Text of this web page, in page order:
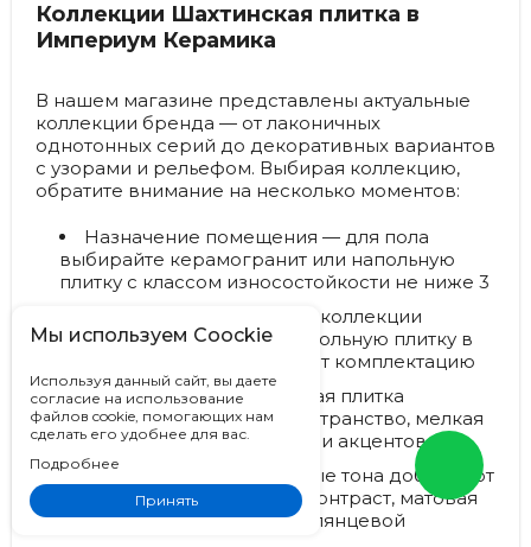
Коллекции Шахтинская плитка в
Империум Керамика
В нашем магазине представлены актуальные
коллекции бренда — от лаконичных
однотонных серий до декоративных вариантов
с узорами и рельефом. Выбирая коллекцию,
обратите внимание на несколько моментов:
Назначение помещения — для пола
выбирайте керамогранит или напольную
плитку с классом износостойкости не ниже 3
— многие коллекции
включают настенную и напольную плитку в
едином стиле, что упрощает комплектацию
Формат плитки— крупная плитка
визуально расширяет пространство, мелкая
подходит для сложных зон и акцентов
Цвет и фактура
— светлые тона добавляют
воздуха, темные создают контраст, матовая
поверхность практичнее глянцевой
Мы используем Coockie
Используя данный сайт, вы даете
согласие на использование
файлов cookie, помогающих нам
сделать его удобнее для вас.
Подробнее
Принять